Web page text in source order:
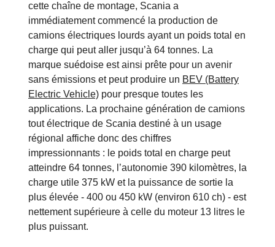
cette chaîne de montage, Scania a
immédiatement commencé la production de
camions électriques lourds ayant un poids total en
charge qui peut aller jusqu’à 64 tonnes. La
marque suédoise est ainsi prête pour un avenir
sans émissions et peut produire un BEV (Battery
Electric Vehicle) pour presque toutes les
applications. La prochaine génération de camions
tout électrique de Scania destiné à un usage
régional affiche donc des chiffres
impressionnants : le poids total en charge peut
atteindre 64 tonnes, l’autonomie 390 kilomètres, la
charge utile 375 kW et la puissance de sortie la
plus élevée - 400 ou 450 kW (environ 610 ch) - est
nettement supérieure à celle du moteur 13 litres le
plus puissant.